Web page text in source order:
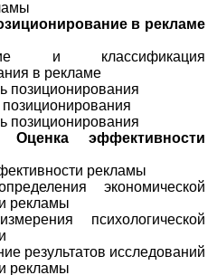
в рекламе
и классификация
в рекламе
позиционирования
позиционирования
эффективности
рекламы
экономической
рекламы
психологической
результатов исследований
рекламы